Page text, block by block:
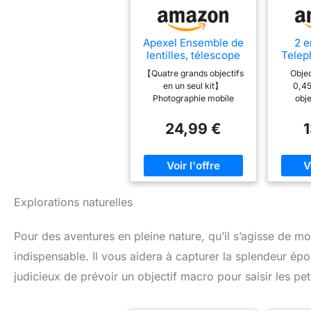
Apexel Ensemble de
lentilles, télescope
18x, objectifs Larges
0,63x et Macro 15x,
Objectif Fisheye 198
°, trépied Flexible
Samsung et la
téléphones
【Quatre grands objectifs
en un seul kit】
Photographie mobile
plupart des smartphones.
Comprend 4 lentilles:
fisheye, grand angle et
objectif macro.Tous les
objectifs sont fabriqués à
préférées pour partager
instantanément!
【Photographie
améliorée】18x Le
24,99 €
2
macro
vue
selfies.
vos
logé
Explorations naturelles
Pour des aventures en pleine nature, qu’il s’agisse de
indispensable. Il vous aidera à capturer la splendeur
judicieux de prévoir un objectif macro pour saisir les